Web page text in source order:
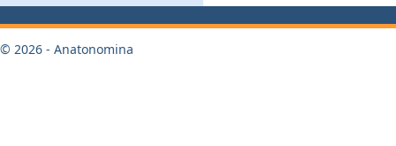
© 2026 - Anatonomina